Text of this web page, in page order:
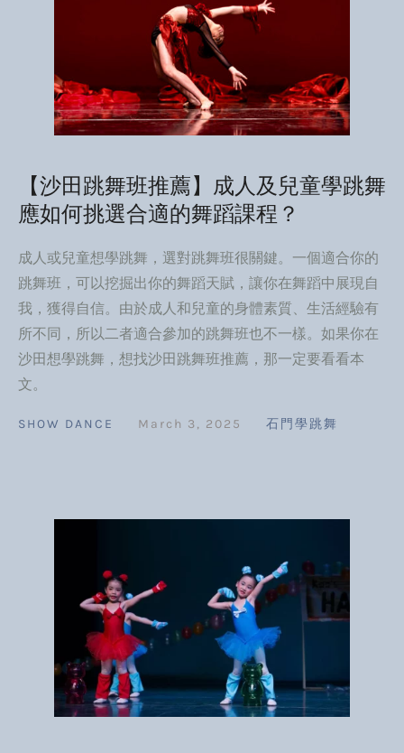
【沙田跳舞班推薦】成人及兒童學跳舞
應如何挑選合適的舞蹈課程？
成人或兒童想學跳舞，選對跳舞班很關鍵。一個適合你的
跳舞班，可以挖掘出你的舞蹈天賦，讓你在舞蹈中展現自
我，獲得自信。由於成人和兒童的身體素質、生活經驗有
所不同，所以二者適合參加的跳舞班也不一樣。如果你在
沙田想學跳舞，想找沙田跳舞班推薦，那一定要看看本
文。
SHOW DANCE March 3, 2025 石門學跳舞